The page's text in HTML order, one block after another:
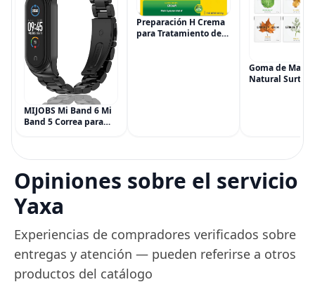
MIJOBS Mi Band 6 Mi
Band 5 Correa para
de metal para Mi
Smart Band 6
Preparación H Crema
para Tratamiento de
Goma de
Natural
Opiniones sobre el servicio
Yaxa
Experiencias de compradores verificados sobre
entregas y atención — pueden referirse a otros
productos del catálogo